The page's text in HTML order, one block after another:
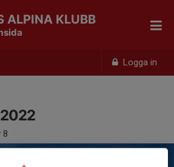
Logga in
ALPINA KLUBB
8